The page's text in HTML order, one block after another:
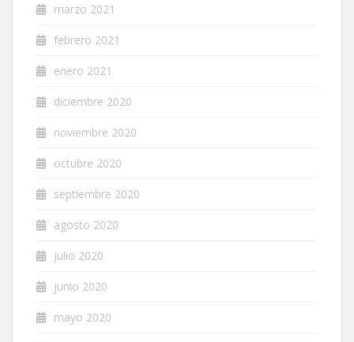
marzo 2021
febrero 2021
enero 2021
diciembre 2020
noviembre 2020
octubre 2020
septiembre 2020
agosto 2020
julio 2020
junio 2020
mayo 2020